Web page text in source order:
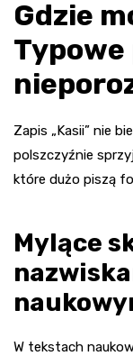
Gdzie
Typowe
Zapis „Kasii” nie
polszczyźnie
które dużo piszą
Mylące
W tekstach